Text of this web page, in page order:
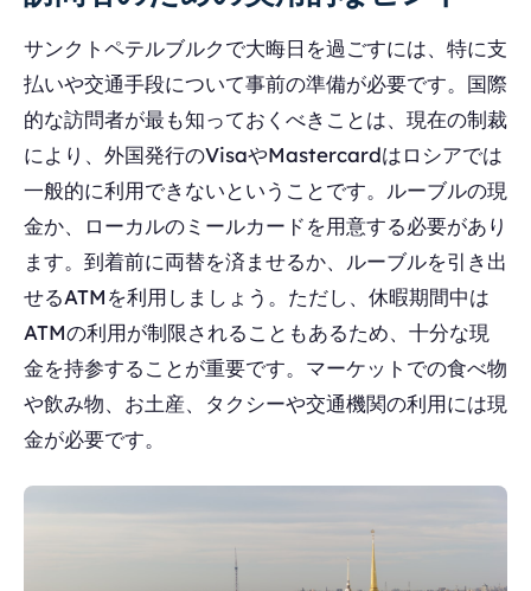
サンクトペテルブルクで大晦日を過ごすには、特に支
払いや交通手段について事前の準備が必要です。国際
的な訪問者が最も知っておくべきことは、現在の制裁
により、外国発行のVisaやMastercardはロシアでは
一般的に利用できないということです。ルーブルの現
金か、ローカルのミールカードを用意する必要があり
ます。到着前に両替を済ませるか、ルーブルを引き出
せるATMを利用しましょう。ただし、休暇期間中は
ATMの利用が制限されることもあるため、十分な現
金を持参することが重要です。マーケットでの食べ物
や飲み物、お土産、タクシーや交通機関の利用には現
金が必要です。